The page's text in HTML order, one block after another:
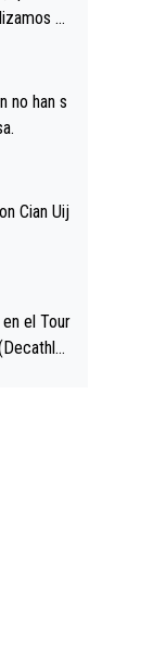
P
típicos t
hubo u
e
el tour.
no han s
el Tour